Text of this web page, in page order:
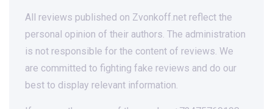
All reviews published on Zvonkoff.net reflect the
personal opinion of their authors. The administration
is not responsible for the content of reviews. We
are committed to fighting fake reviews and do our
best to display relevant information.